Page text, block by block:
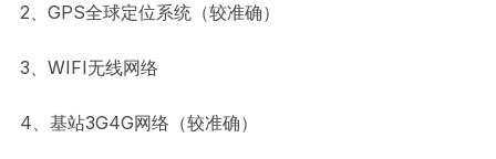
2、GPS全球定位系统（较准确）
3、WIFI无线网络
4、基站3G4G网络（较准确）